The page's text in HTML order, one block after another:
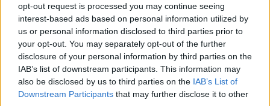
opt-out request is processed you may continue seeing
interest-based ads based on personal information utilized by
us or personal information disclosed to third parties prior to
your opt-out. You may separately opt-out of the further
disclosure of your personal information by third parties on the
IAB’s list of downstream participants. This information may
also be disclosed by us to third parties on the IAB’s List of
Downstream Participants that may further disclose it to other
Xαρακτήρες: 0/1000
Διαβάστε και ακολουθήστε τους κανόνες σχολιασμού
ΠΡΟΣΘΗΚΗ